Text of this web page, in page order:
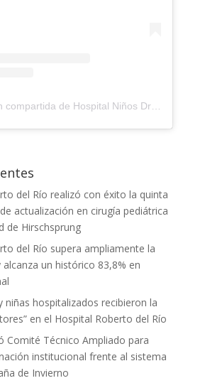
del Río realizó con éxito la quinta
actualización en cirugía pediátrica
de Hirschsprung
del Río supera ampliamente la
un histórico 83,8% en
niñas hospitalizados recibieron la
en el Hospital Roberto del Río
Comité Técnico Ampliado para
institucional frente al sistema
de Invierno